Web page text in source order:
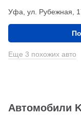
Уфа, ул. Рубежная,
Еще 3 похожих авто
Автомобили